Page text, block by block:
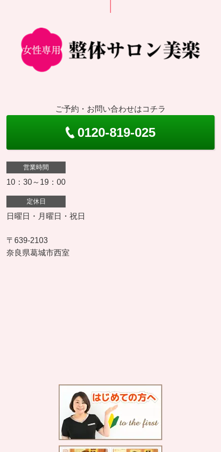
ご予約・お問い合わせはコチラ
0120-819-025
営業時間
10：30～19：00
定休日
日曜日・月曜日・祝日
〒639-2103
奈良県葛城市西室